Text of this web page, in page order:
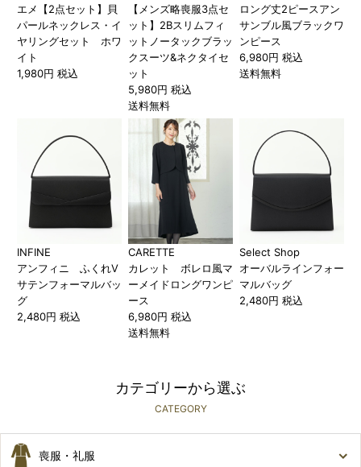
エメ【2点セット】貝
パールネックレス・イ
ヤリングセット ホワ
イト
1,980円 税込
【メンズ略喪服3点セ
ット】2Bスリムフィ
ットノータックブラッ
クスーツ&ネクタイセ
ット
5,980円 税込
送料無料
ロング丈2ピースアン
サンブル風ブラックワ
ンピース
6,980円 税込
送料無料
INFINE
アンフィニ ふくれV
サテンフォーマルバッ
グ
2,480円 税込
CARETTE
カレット ボレロ風マ
ーメイドロングワンピ
ース
6,980円 税込
送料無料
Select Shop
オーバルラインフォー
マルバッグ
2,480円 税込
カテゴリーから選ぶ
CATEGORY
喪服・礼服